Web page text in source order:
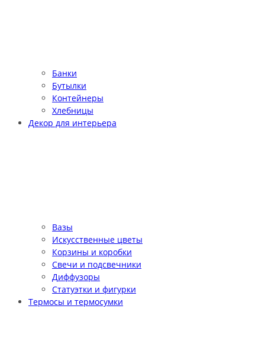
Банки
Бутылки
Контейнеры
Хлебницы
Декор для интерьера
Вазы
Искусственные цветы
Корзины и коробки
Свечи и подсвечники
Диффузоры
Статуэтки и фигурки
Термосы и термосумки